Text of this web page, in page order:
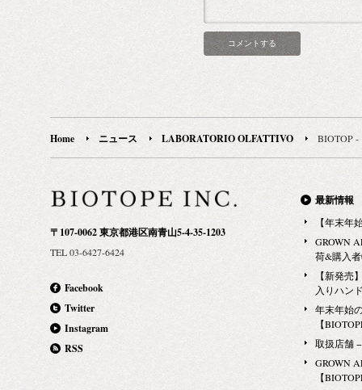
Home ニュース LABORATORIO OLFATTIVO BIOTOP
〒107-0062 東京都港区南青山5-4-35-1203
TEL 03-6427-6424
Facebook
Twitter
Instagram
RSS
最新情報
【年末年
GROWN
荷&購入
【新発売
入りハン
年末年始
【
取扱店舗
GROWN
【